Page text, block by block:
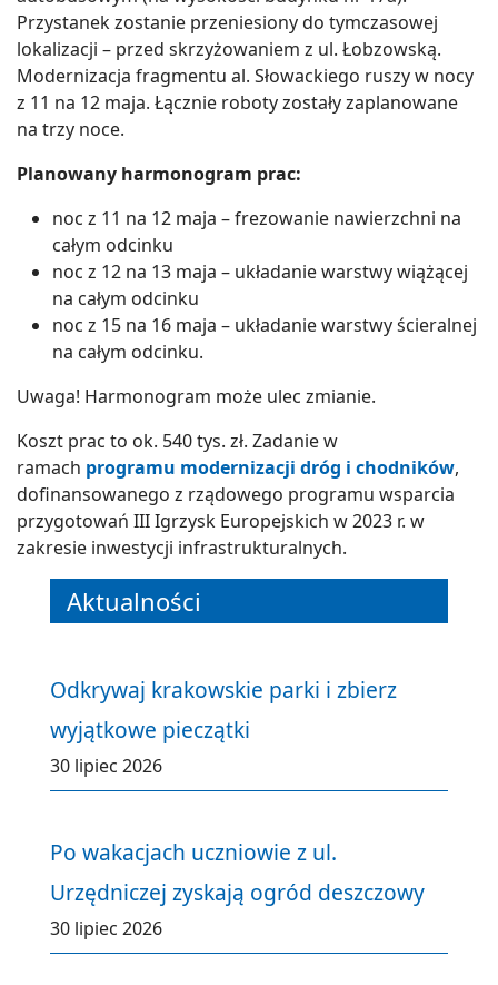
Przystanek zostanie przeniesiony do tymczasowej
lokalizacji – przed skrzyżowaniem z ul. Łobzowską.
Modernizacja fragmentu al. Słowackiego ruszy w nocy
z 11 na 12 maja. Łącznie roboty zostały zaplanowane
na trzy noce.
Planowany harmonogram prac:
noc z 11 na 12 maja – frezowanie nawierzchni na
całym odcinku
noc z 12 na 13 maja – układanie warstwy wiążącej
na całym odcinku
noc z 15 na 16 maja – układanie warstwy ścieralnej
na całym odcinku.
Uwaga! Harmonogram może ulec zmianie.
Koszt prac to ok. 540 tys. zł. Zadanie w
ramach programu modernizacji dróg i chodników,
dofinansowanego z rządowego programu wsparcia
przygotowań III Igrzysk Europejskich w 2023 r. w
zakresie inwestycji infrastrukturalnych.
Aktualności
Odkrywaj krakowskie parki i zbierz
wyjątkowe pieczątki
30 lipiec 2026
Po wakacjach uczniowie z ul.
Urzędniczej zyskają ogród deszczowy
30 lipiec 2026